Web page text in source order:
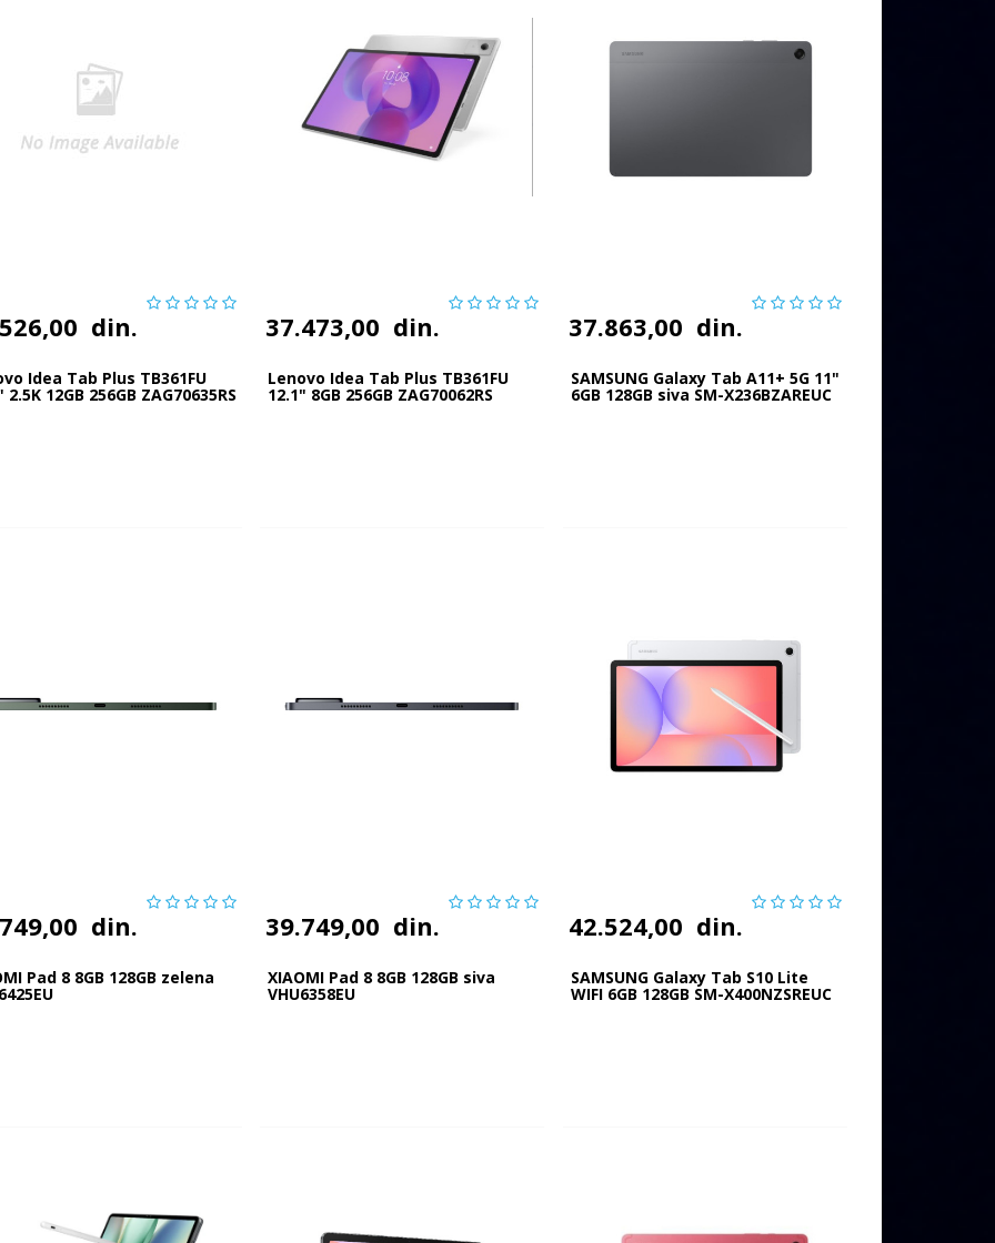
din.
Idea Tab Plus TB361FU
2.5K 12GB 256GB ZAG70635RS
37.473,00 din.
Lenovo Idea Tab Plus TB361FU
12.1" 8GB 256GB ZAG70062RS
37.863,00 din.
SAMSUNG Galaxy Tab A11+ 5G 11"
6GB 128GB siva SM-X236BZAREUC
din.
Pad 8 8GB 128GB zelena
39.749,00 din.
XIAOMI Pad 8 8GB 128GB siva
VHU6358EU
42.524,00 din.
SAMSUNG Galaxy Tab S10 Lite
WIFI 6GB 128GB SM-X400NZSREUC